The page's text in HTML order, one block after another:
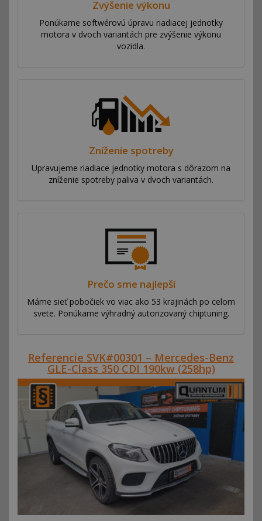
Zvýšenie výkonu
Ponúkame softwérovú úpravu riadiacej jednotky
motora v dvoch variantách pre zvýšenie výkonu
vozidla.
Zníženie spotreby
Upravujeme riadiace jednotky motora s dôrazom na
zníženie spotreby paliva v dvoch variantách.
Prečo sme najlepší
Máme sieť pobočiek vo viac ako 53 krajinách po celom
svete. Ponúkame výhradný autorizovaný chiptuning.
Referencie SVK#00301 – Mercedes-Benz
GLE-Class 350 CDI 190kw (258hp)